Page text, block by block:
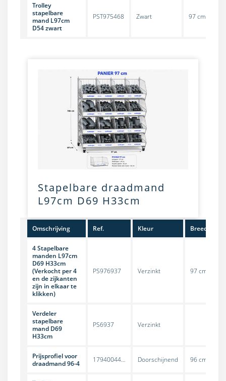
Trolley
stapelbare
mand L97cm
D54 zwart
PST975468 Zwart 97 cm
Stapelbare draadmand
L97cm D69 H33cm
Omschrijving Ref. Kleur Breedte
4 Stapelbare
manden L97cm
D69 H33cm
(Verkocht per 4
en de zijkanten
zijn in elkaar te
klikken)
PS976937 Verzinkt 97 cm
Verdeler
stapelbare
mand D69
H33cm
PS6937 Verzinkt
Prijsprofiel voor
draadmand 96-4
17940044… Doorschijnend 96 cm